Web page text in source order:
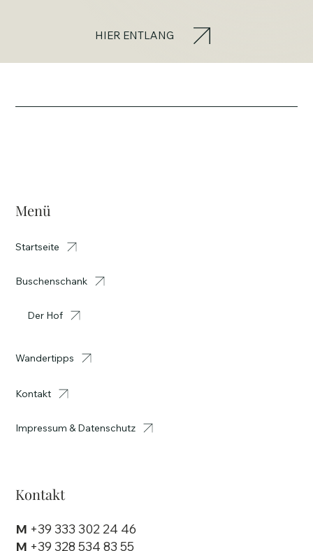
HIER ENTLANG
Menü
Kontakt
M +39 333 302 24 46
M +39 328 534 83 55
Der Hof
Buschenschank
Startseite
Impressum & Datenschutz
Kontakt
Wandertipps